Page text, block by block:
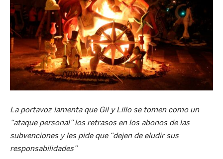
La portavoz lamenta que Gil y Lillo se tomen como un
“ataque personal” los retrasos en los abonos de las
subvenciones y les pide que “dejen de eludir sus
responsabilidades”